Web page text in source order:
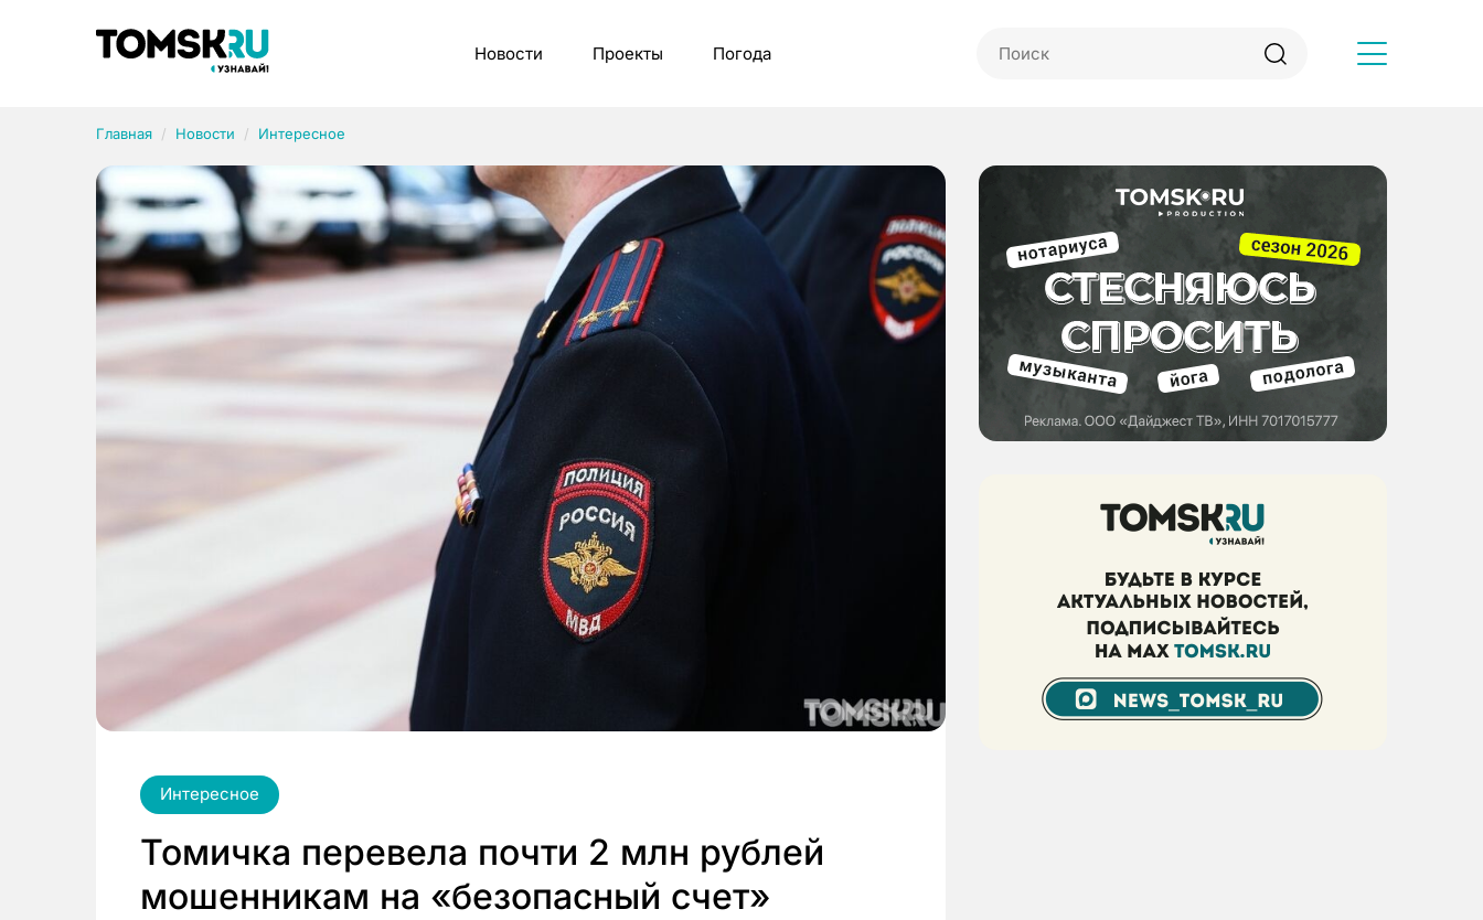
Новости Проекты Погода
Главная Новости Интересное
Интересное
Томичка перевела почти 2 млн рублей
мошенникам на «безопасный счет»
Рубрики